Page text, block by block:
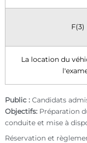
F(3)
La location du
Public : Candidats
Objectifs: Préparation
conduite et mise à
Réservation et